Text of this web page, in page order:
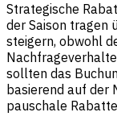
Strategische
der Saison tragen
steigern, obwohl
sollten das
basierend auf der
pauschale